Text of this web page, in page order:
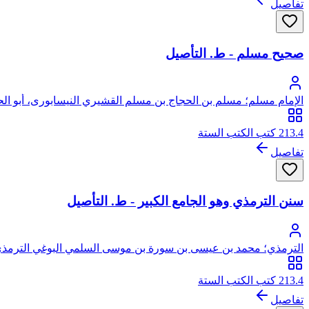
تفاصيل
صحيح مسلم - ط. التأصيل
الإمام مسلم؛ مسلم بن الحجاج بن مسلم القشيري النيسابورى، أبو
213.4 كتب الكتب الستة
تفاصيل
سنن الترمذي وهو الجامع الكبير - ط. التأصيل
الترمذي؛ محمد بن عيسى بن سورة بن موسى السلمي البوغي
213.4 كتب الكتب الستة
تفاصيل